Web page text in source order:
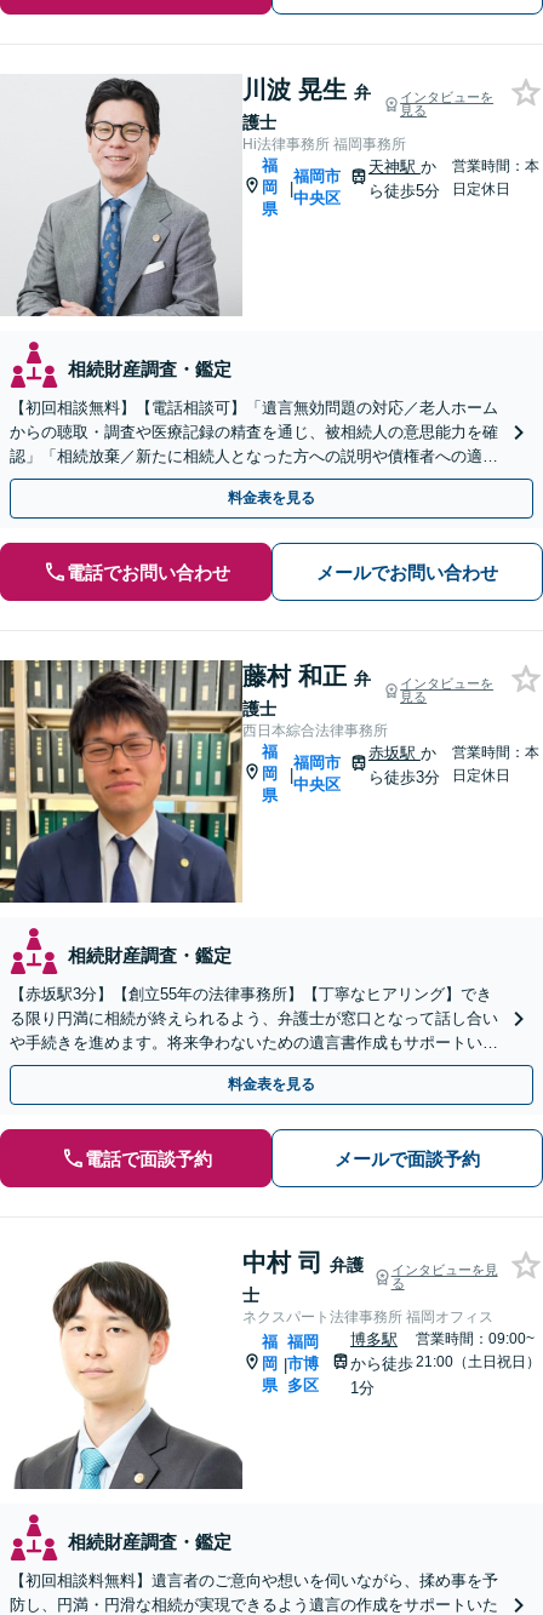
川波 晃生 弁
護士
インタビューを
見る
Hi法律事務所 福岡事務所
福
岡
県
|
福岡市
中央区
天神駅 か
ら徒歩5分
営業時間：本
日定休日
相続財産調査・鑑定
【初回相談無料】【電話相談可】「遺言無効問題の対応／老人ホーム
からの聴取・調査や医療記録の精査を通じ、被相続人の意思能力を確
認」「相続放棄／新たに相続人となった方への説明や債権者への適切
な対応まで、きめ細やかにサポート」【休日・夜間相談可】
料金表を見る
電話でお問い合わせ メールでお問い合わせ
藤村 和正 弁
護士
インタビューを
見る
西日本綜合法律事務所
福
岡
県
|
福岡市
中央区
赤坂駅 か
ら徒歩3分
営業時間：本
日定休日
相続財産調査・鑑定
【赤坂駅3分】【創立55年の法律事務所】【丁寧なヒアリング】でき
る限り円満に相続が終えられるよう、弁護士が窓口となって話し合い
や手続きを進めます。将来争わないための遺言書作成もサポートいた
します。お困りの際は、お気軽にご相談ください。
料金表を見る
電話で面談予約 メールで面談予約
中村 司
弁護
士
インタビューを見
る
ネクスパート法律事務所 福岡オフィス
福
岡
県
|
福岡
市博
多区
博多駅
から徒歩
1分
営業時間：09:00~
21:00（土日祝日）
相続財産調査・鑑定
【初回相談料無料】遺言者のご意向や想いを伺いながら、揉め事を予
防し、円満・円滑な相続が実現できるよう遺言の作成をサポートいた